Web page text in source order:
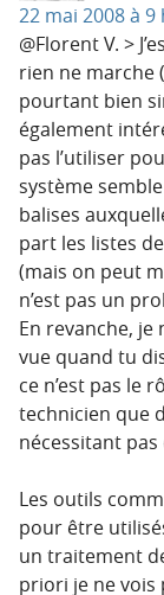
22 mai 2008 à 9
@Florent V. >
rien ne marche
pourtant bien
également
pas l’utiliser
système
balises
part les listes
(mais on peut
n’est pas un
En revanche,
vue quand tu
ce n’est pas le
technicien que
nécessitant
Les outils
pour être
un traitement
priori je ne